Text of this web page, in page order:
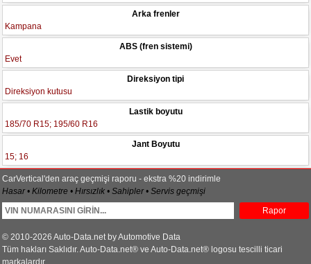
Arka frenler
Kampana
ABS (fren sistemi)
Evet
Direksiyon tipi
Direksiyon kutusu
Lastik boyutu
185/70 R15; 195/60 R16
Jant Boyutu
15; 16
CarVertical'den araç geçmişi raporu - ekstra %20 indirimle
Hasar • Kilometre • Hırsızlık • Sahipler • Servis geçmişi
Rapor
© 2010-2026 Auto-Data.net by Automotive Data
Tüm hakları Saklıdır. Auto-Data.net® ve Auto-Data.net® logosu tescilli ticari